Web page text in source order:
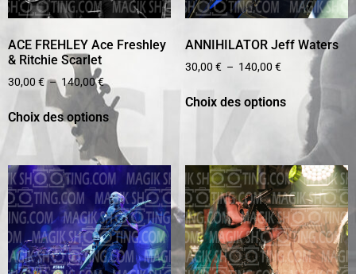
ACE FREHLEY Ace Freshley
& Ritchie Scarlet
30,00 €– 140,00€
Choix des options
ANNIHILATOR Jeff Waters
30,00 € – 140,00 €
Choix des options